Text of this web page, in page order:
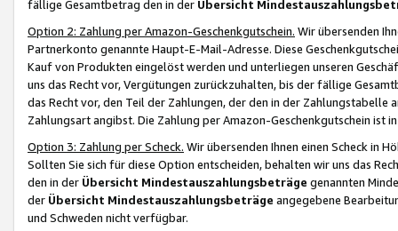
fällige Gesamtbetrag den in der Übersicht
Option 2: Zahlung per Amazon-Geschenkgutschein. Wir übersenden
Partnerkonto genannte Haupt-E-Mail-Adresse. Diese
Kauf von Produkten eingelöst werden und unterliegen unseren
uns das Recht vor, Vergütungen zurückzuhalten, bis der fällige
das Recht vor, den Teil der Zahlungen, der den in der
Zahlungsart angibst. Die Zahlung per Amazon-Geschenkgutschein ist
Option 3: Zahlung per Scheck. Wir übersenden Ihnen einen Scheck in
Sollten Sie sich für diese Option entscheiden, behalten wir uns das
den in der Übersicht Mindestauszahlungsbeträge genannten
der Übersicht Mindestauszahlungsbeträge angegebene
und Schweden nicht verfügbar.